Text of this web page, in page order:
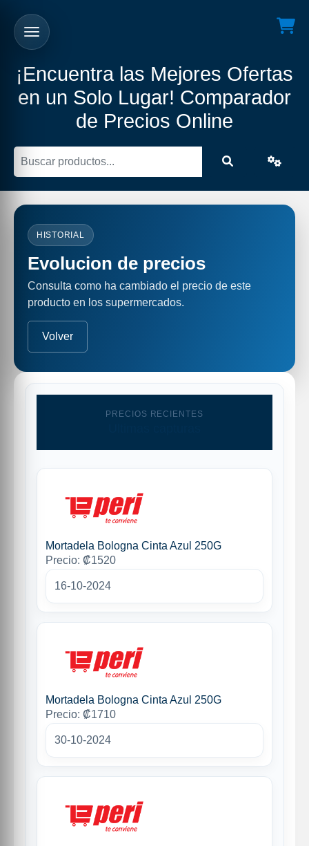
¡Encuentra las Mejores Ofertas
en un Solo Lugar! Comparador
de Precios Online
HISTORIAL
Evolucion de precios
Consulta como ha cambiado el precio de este
producto en los supermercados.
Volver
PRECIOS RECIENTES
Mortadela Bologna Cinta Azul 250G
Precio: ₡1520
16-10-2024
Mortadela Bologna Cinta Azul 250G
Precio: ₡1710
30-10-2024